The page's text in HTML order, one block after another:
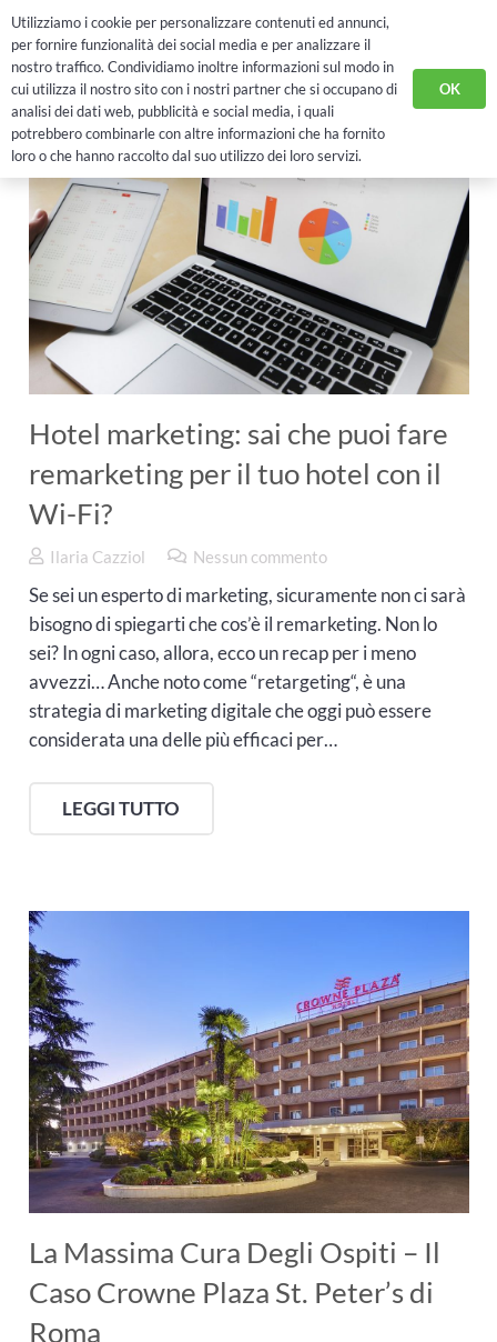
RICHIEDI DEMO
Hotel marketing: sai che puoi fare
remarketing per il tuo hotel con il
Wi-Fi?
Ilaria Cazziol Nessun commento
Se sei un esperto di marketing, sicuramente non ci sarà
bisogno di spiegarti che cos’è il remarketing. Non lo
sei? In ogni caso, allora, ecco un recap per i meno
avvezzi… Anche noto come “retargeting“, è una
strategia di marketing digitale che oggi può essere
considerata una delle più efficaci per…
LEGGI TUTTO
La Massima Cura Degli Ospiti – Il
Caso Crowne Plaza St. Peter’s di
Roma
Utilizziamo i cookie per personalizzare contenuti ed annunci,
per fornire funzionalità dei social media e per analizzare il
nostro traffico. Condividiamo inoltre informazioni sul modo in
cui utilizza il nostro sito con i nostri partner che si occupano di
analisi dei dati web, pubblicità e social media, i quali
potrebbero combinarle con altre informazioni che ha fornito
loro o che hanno raccolto dal suo utilizzo dei loro servizi.
OK